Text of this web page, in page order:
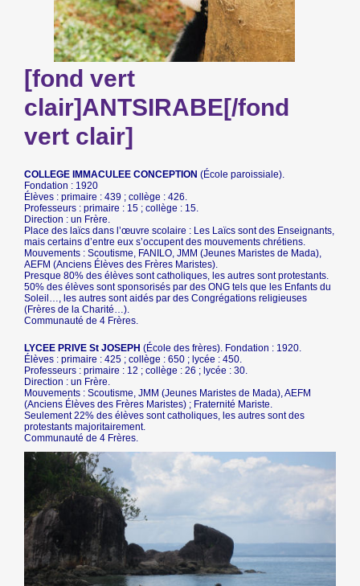
[fond vert
clair]ANTSIRABE[/fond
vert clair]
COLLEGE IMMACULEE CONCEPTION (École paroissiale).
Fondation : 1920
Élèves : primaire : 439 ; collège : 426.
Professeurs : primaire : 15 ; collège : 15.
Direction : un Frère.
Place des laïcs dans l’œuvre scolaire : Les Laïcs sont des Enseignants,
mais certains d’entre eux s’occupent des mouvements chrétiens.
Mouvements : Scoutisme, FANILO, JMM (Jeunes Maristes de Mada),
AEFM (Anciens Élèves des Frères Maristes).
Presque 80% des élèves sont catholiques, les autres sont protestants.
50% des élèves sont sponsorisés par des ONG tels que les Enfants du
Soleil…, les autres sont aidés par des Congrégations religieuses
(Frères de la Charité…).
Communauté de 4 Frères.
LYCEE PRIVE St JOSEPH (École des frères). Fondation : 1920.
Élèves : primaire : 425 ; collège : 650 ; lycée : 450.
Professeurs : primaire : 12 ; collège : 26 ; lycée : 30.
Direction : un Frère.
Mouvements : Scoutisme, JMM (Jeunes Maristes de Mada), AEFM
(Anciens Élèves des Frères Maristes) ; Fraternité Mariste.
Seulement 22% des élèves sont catholiques, les autres sont des
protestants majoritairement.
Communauté de 4 Frères.